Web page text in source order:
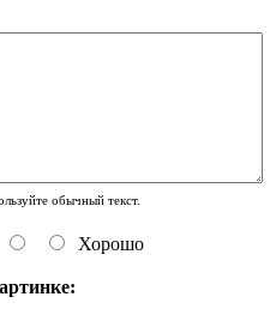
обычный текст.
Хорошо